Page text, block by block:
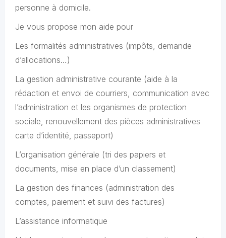
personne à domicile.
Je vous propose mon aide pour
Les formalités administratives (impôts, demande
d’allocations…)
La gestion administrative courante (aide à la
rédaction et envoi de courriers, communication avec
l’administration et les organismes de protection
sociale, renouvellement des pièces administratives
carte d’identité, passeport)
L’organisation générale (tri des papiers et
documents, mise en place d’un classement)
La gestion des finances (administration des
comptes, paiement et suivi des factures)
L’assistance informatique